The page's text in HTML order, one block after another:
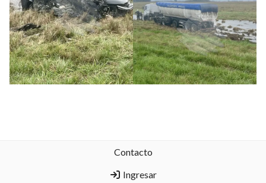
Contacto
Ingresar